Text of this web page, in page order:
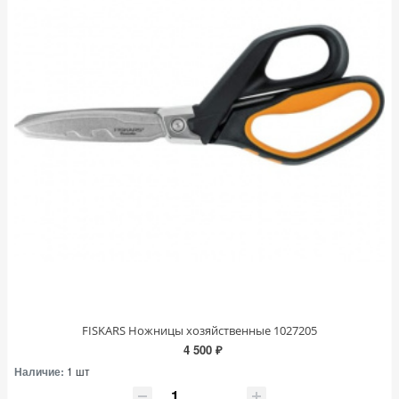
FISKARS Ножницы хозяйственные 1027205
4 500 ₽
Наличие: 1 шт